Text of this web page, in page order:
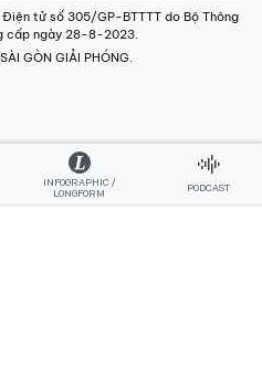
tử số 305/GP-BTTTT do Bộ Thông
cấp ngày 28-8-2023.
GÒN GIẢI PHÓNG.
INFOGRAPHIC /
LONGFORM
PODCAST